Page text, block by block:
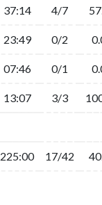
37:14 4/7
23:49 0/2
07:46 0/1
13:07 3/3
225:00 17/42
37:14 4/7
23:49 0/2
07:46 0/1
13:07 3/3
225:00 17/42